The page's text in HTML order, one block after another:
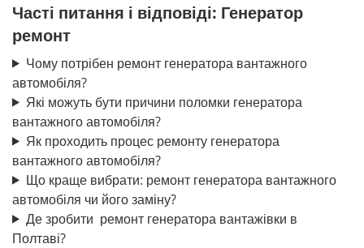
Часті питання і відповіді: Генератор
ремонт
Чому потрібен ремонт генератора вантажного
автомобіля?
Які можуть бути причини поломки генератора
вантажного автомобіля?
Як проходить процес ремонту генератора
вантажного автомобіля?
Що краще вибрати: ремонт генератора вантажного
автомобіля чи його заміну?
Де зробити ремонт генератора вантажівки в
Полтаві?